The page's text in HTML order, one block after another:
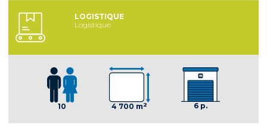
10 4 700 m2 6 p.
LOGISTIQUE
Logistique